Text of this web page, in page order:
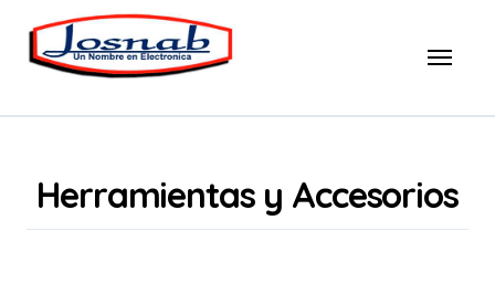
contenido
Herramientas y Accesorios